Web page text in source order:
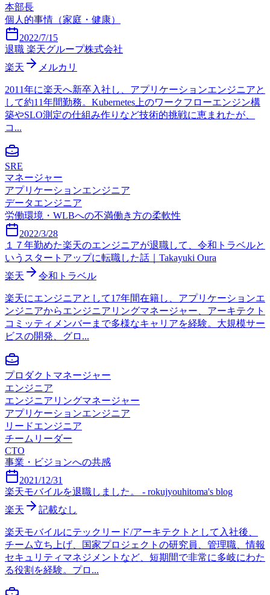
本部長
個人的事情（家庭・健康）
2022/7/15
退職 楽天グループ株式会社
楽天
メルカリ
2011年に楽天へ新卒入社し、アプリケーションエンジニアと
して約11年間勤務。Kubernetes上のワークフローエンジン構
築やSLO測定の仕組み作りなど技術的挑戦に恵まれたが、
コ...
SRE
マネージャー
アプリケーションエンジニア
データエンジニア
労働環境・WLBへの不満働き方の柔軟性
2022/3/28
１７年勤めた楽天のエンジニアが退職して、令和トラベルと
いうスタートアップに転職した話｜Takayuki Oura
楽天
令和トラベル
楽天にエンジニアとして17年間在籍し、アプリケーションエ
ンジニアからエンジニアリングマネージャー、アーキテクト
コミッティメンバーまで多様なキャリアを経験。大規模サー
ビスの開発、グロ...
プロダクトマネージャー
エンジニア
エンジニアリングマネージャー
アプリケーションエンジニア
リードエンジニア
チームリーダー
CTO
事業・ビジョンへの共感
2021/12/31
楽天モバイルを退職しました。 - rokujyouhitoma's blog
楽天
記載なし
楽天モバイルにテックリード/アーキテクトとして入社後、
チーム立ち上げ、国家プロジェクトの研究員、管理職、情報
セキュリティマネジメントなど、短期間で非常に多岐にわた
る役割を経験。プロ...